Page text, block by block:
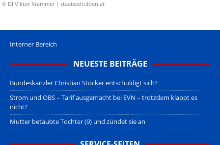
© DI Viktor Krammer | staatsschulden.at
Interner Bereich
NEUESTE BEITRÄGE
Bundeskanzler Christian Stocker entschuldigt sich?
Strom und OBS – Tarif ausgemacht bei EVN – trotzdem klappt es
nicht?
Mutter betäubte Tochter (9) und zündet sie an